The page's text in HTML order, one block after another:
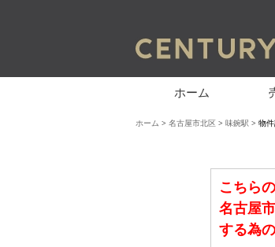
ホーム
ホーム > 名古屋市北区 > 味鋺駅 > 物
こちら
名古屋
する為